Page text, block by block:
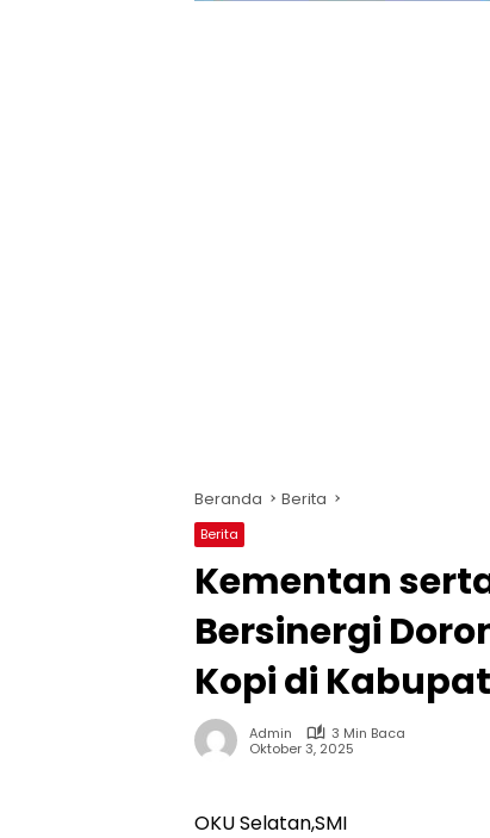
Beranda Berita
Berita
Kementan
Bersinergi
Kopi di
Admin
3 Min Baca
Oktober 3, 2025
OKU Selatan,SMI